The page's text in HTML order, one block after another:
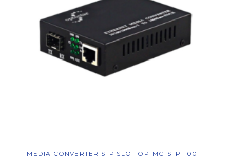
MEDIA CONVERTER SFP SLOT OP-MC-SFP-100 –